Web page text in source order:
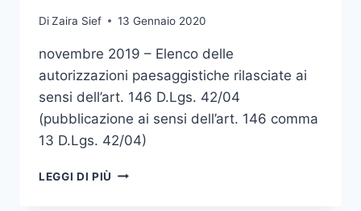
DiZaira Sief 13 Gennaio 2020
novembre 2019 – Elenco delle
autorizzazioni paesaggistiche rilasciate ai
sensi dell’art. 146 D.Lgs. 42/04
(pubblicazione ai sensi dell’art. 146 comma
13 D.Lgs. 42/04)
LEGGI DI PIÙ NOVEMBRE